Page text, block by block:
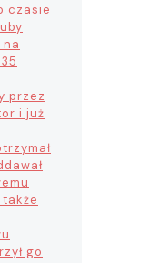
czasie
przez
i już
go